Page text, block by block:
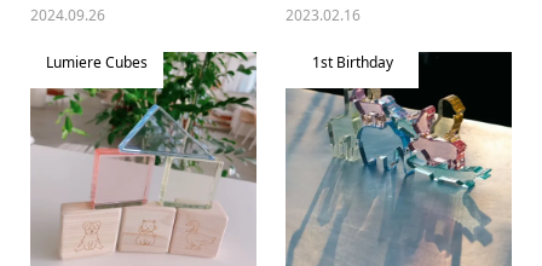
2024.09.26 2023.02.16
Lumiere Cubes 1st Birthday